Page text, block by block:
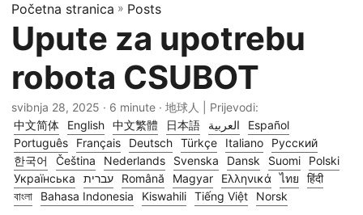
Početna stranica » Posts
Upute za upotrebu
robota CSUBOT
svibnja 28, 2025 · 6 minute · 地球人 | Prijevodi:
中文简体
English 中文繁體 日本語 العربية
Español
Português
Français Deutsch Türkçe Italiano
Русский
한국어
Čeština Nederlands Svenska Dansk Suomi
Polski
Українська
עברית Română Magyar Ελληνικά ไทย
हिंदी
বাংলা
Bahasa Indonesia Kiswahili Tiếng Việt Norsk